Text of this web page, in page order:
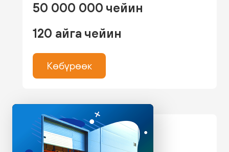
50 000 000 чейин
120 айга чейин
Көбүрөөк